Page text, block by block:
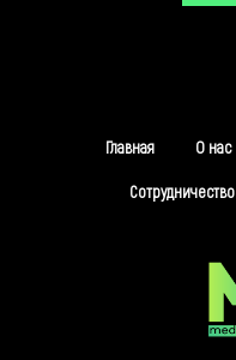
Главная О нас
Сотрудничество